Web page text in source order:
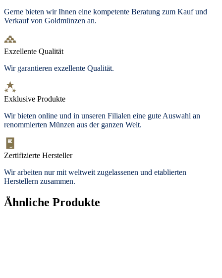
Gerne bieten wir Ihnen eine kompetente Beratung zum Kauf und
Verkauf von Goldmünzen an.
Exzellente Qualität
Wir garantieren exzellente Qualität.
Exklusive Produkte
Wir bieten online und in unseren Filialen eine gute Auswahl an
renommierten Münzen aus der ganzen Welt.
Zertifizierte Hersteller
Wir arbeiten nur mit weltweit zugelassenen und etablierten
Herstellern zusammen.
Ähnliche Produkte